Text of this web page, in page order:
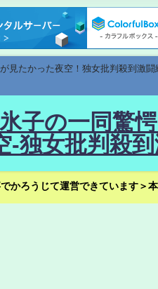
たかった夜空！独女批判殺到激
子の一同驚
-独女批判殺
かろうじて運営できています＞